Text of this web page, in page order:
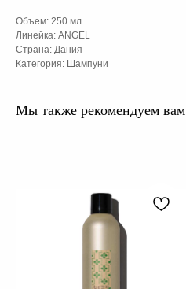
Объем: 250 мл
Линейка: ANGEL
Страна: Дания
Категория: Шампуни
Мы также рекомендуем вам